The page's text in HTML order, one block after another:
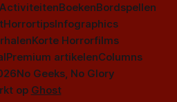
ActiviteitenBoekenBordspellen
HorrortipsInfographics
Korte Horrorfilms
Premium artikelenColumns
No Geeks, No Glory
op Ghost